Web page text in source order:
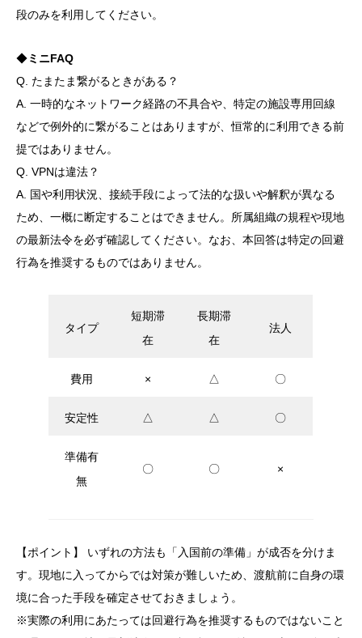
段のみを利用してください。
◆ミニFAQ
Q. たまたま繋がるときがある？
A. 一時的なネットワーク経路の不具合や、特定の施設専用回線
などで例外的に繋がることはありますが、恒常的に利用できる前
提ではありません。
Q. VPNは違法？
A. 国や利用状況、接続手段によって法的な扱いや解釈が異なる
ため、一概に断定することはできません。所属組織の規程や現地
の最新法令を必ず確認してください。なお、本回答は特定の回避
行為を推奨するものではありません。
タイプ
短期滞
在
長期滞
在
法人
費用 × △ 〇
安定性 △ △ 〇
準備有
無
〇 〇 ×
【ポイント】 いずれの方法も「入国前の準備」が成否を分けま
す。現地に入ってからでは対策が難しいため、渡航前に自身の環
境に合った手段を確定させておきましょう。
※実際の利用にあたっては回避行為を推奨するものではないこと